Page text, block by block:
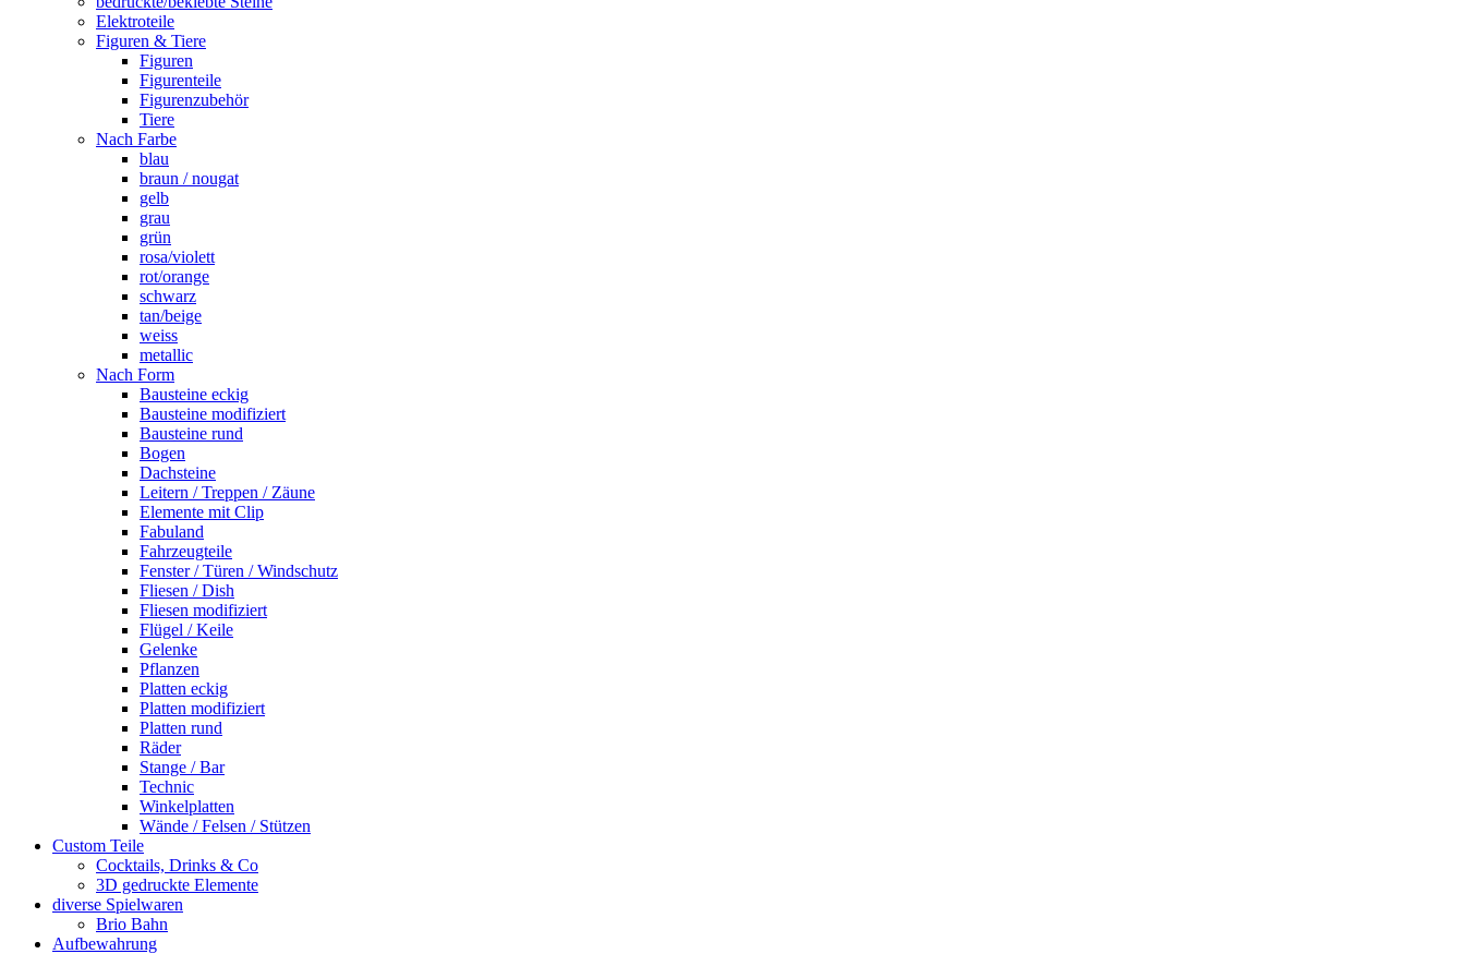
Elektroteile
Figuren & Tiere
Figuren
Figurenteile
Figurenzubehör
Tiere
Nach Farbe
blau
braun / nougat
gelb
grau
grün
rosa/violett
rot/orange
schwarz
tan/beige
weiss
metallic
Nach Form
Bausteine eckig
Bausteine modifiziert
Bausteine rund
Bogen
Dachsteine
Leitern / Treppen / Zäune
Elemente mit Clip
Fabuland
Fahrzeugteile
Fenster / Türen / Windschutz
Fliesen / Dish
Fliesen modifiziert
Flügel / Keile
Gelenke
Pflanzen
Platten eckig
Platten modifiziert
Platten rund
Räder
Stange / Bar
Technic
Winkelplatten
Wände / Felsen / Stützen
Custom Teile
Cocktails, Drinks & Co
3D gedruckte Elemente
diverse Spielwaren
Brio Bahn
Aufbewahrung